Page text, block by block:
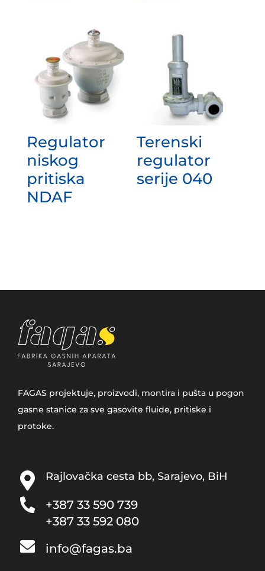
Regulator
niskog
pritiska
NDAF
Terenski
regulator
serije 040
FAGAS projektuje, proizvodi, montira i pušta u pogon
gasne stanice za sve gasovite fluide, pritiske i
protoke.
Rajlovačka cesta bb, Sarajevo, BiH
+387 33­ 590 739
+387 33 592 080
info@fagas.ba